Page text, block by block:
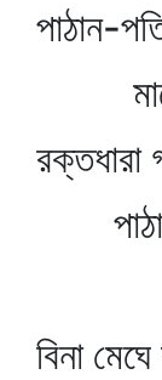
পাঠান-
মারেন
রক্তধারা
বিনা